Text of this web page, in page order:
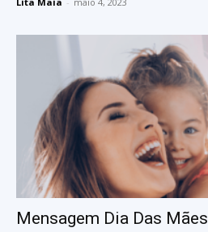
Mensagem Dia Das Mães